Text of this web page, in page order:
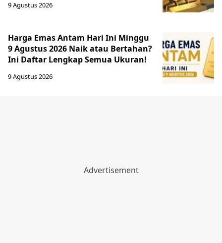
9 Agustus 2026
Harga Emas Antam Hari Ini Minggu
9 Agustus 2026 Naik atau Bertahan?
Ini Daftar Lengkap Semua Ukuran!
9 Agustus 2026